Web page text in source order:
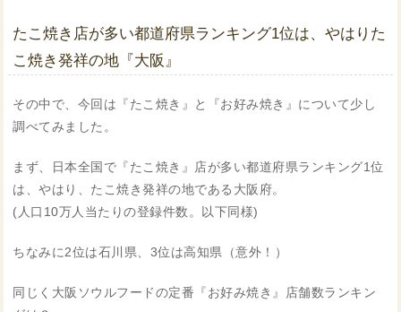
たこ焼き店が多い都道府県ランキング1位は、やはりた
こ焼き発祥の地『大阪』
その中で、今回は『たこ焼き』と『お好み焼き』について少し
調べてみました。
まず、日本全国で『たこ焼き』店が多い都道府県ランキング1位
は、やはり、たこ焼き発祥の地である大阪府。
(人口10万人当たりの登録件数。以下同様)
ちなみに2位は石川県、3位は高知県（意外！）
同じく大阪ソウルフードの定番『お好み焼き』店舗数ランキン